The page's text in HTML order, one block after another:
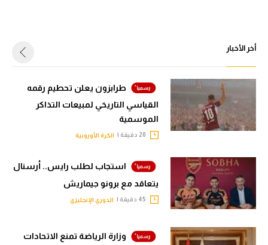
أخر الأخبار
طرابزون يعلن تحطيم رقمه
القياسي التاريخي لمبيعات التذاكر
الموسمية
الكرة الأوروبية
استجاب لطلب رايس.. أرسنال
يتعاقد مع برونو جيماريش
الدوري الإنجليزي
وزارة الرياضة تمنع الاتحادات